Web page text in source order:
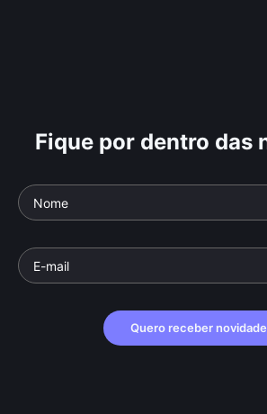
Fique por dentro das
Quero receber